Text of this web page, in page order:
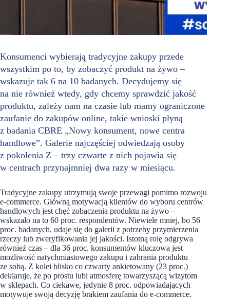
Konsumenci wybierają tradycyjne zakupy przede
wszystkim po to, by zobaczyć produkt na żywo –
wskazuje tak 6 na 10 badanych. Decydujemy się
na nie również wtedy, gdy chcemy sprawdzić jakość
produktu, zależy nam na czasie lub mamy ograniczone
zaufanie do zakupów online, takie wnioski płyną
z badania CBRE „Nowy konsument, nowe centra
handlowe”. Galerie najczęściej odwiedzają osoby
z pokolenia Z – trzy czwarte z nich pojawia się
w centrach przynajmniej dwa razy w miesiącu.
Tradycyjne zakupy utrzymują swoje przewagi pomimo rozwoju
e-commerce. Główną motywacją klientów do wyboru centrów
handlowych jest chęć zobaczenia produktu na żywo –
wskazało na to 60 proc. respondentów. Niewiele mniej, bo 56
proc. badanych, udaje się do galerii z potrzeby przymierzenia
rzeczy lub zweryfikowania jej jakości. Istotną rolę odgrywa
również czas – dla 36 proc. konsumentów kluczowa jest
możliwość natychmiastowego zakupu i zabrania produktu
ze sobą. Z kolei blisko co czwarty ankietowany (23 proc.)
deklaruje, że po prostu lubi atmosferę towarzyszącą wizytom
w sklepach. Co ciekawe, jedynie 8 proc. odpowiadających
motywuje swoją decyzję brakiem zaufania do e-commerce.